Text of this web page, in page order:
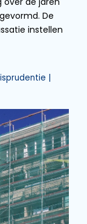
De
instellen
|